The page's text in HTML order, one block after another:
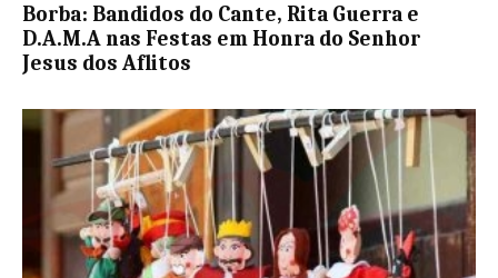
Borba: Bandidos do Cante, Rita Guerra e
D.A.M.A nas Festas em Honra do Senhor
Jesus dos Aflitos